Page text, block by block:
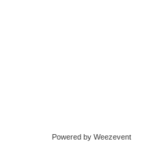
Powered by Weezevent